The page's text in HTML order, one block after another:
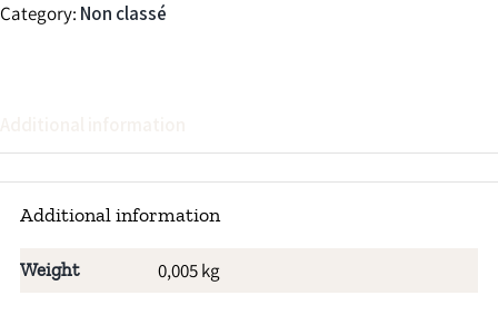
Category: Non classé
Additional information
Weight 0,005 kg